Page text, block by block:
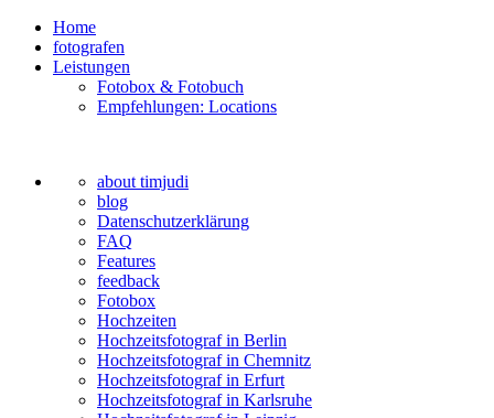
Home
fotografen
Leistungen
Fotobox & Fotobuch
Empfehlungen: Locations
about timjudi
blog
Datenschutzerklärung
FAQ
Features
feedback
Fotobox
Hochzeiten
Hochzeitsfotograf in Berlin
Hochzeitsfotograf in Chemnitz
Hochzeitsfotograf in Erfurt
Hochzeitsfotograf in Karlsruhe